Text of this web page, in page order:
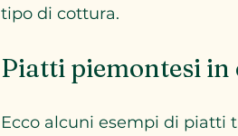
tipo di cottura.
Piatti piemontesi
Ecco alcuni esempi di piatti